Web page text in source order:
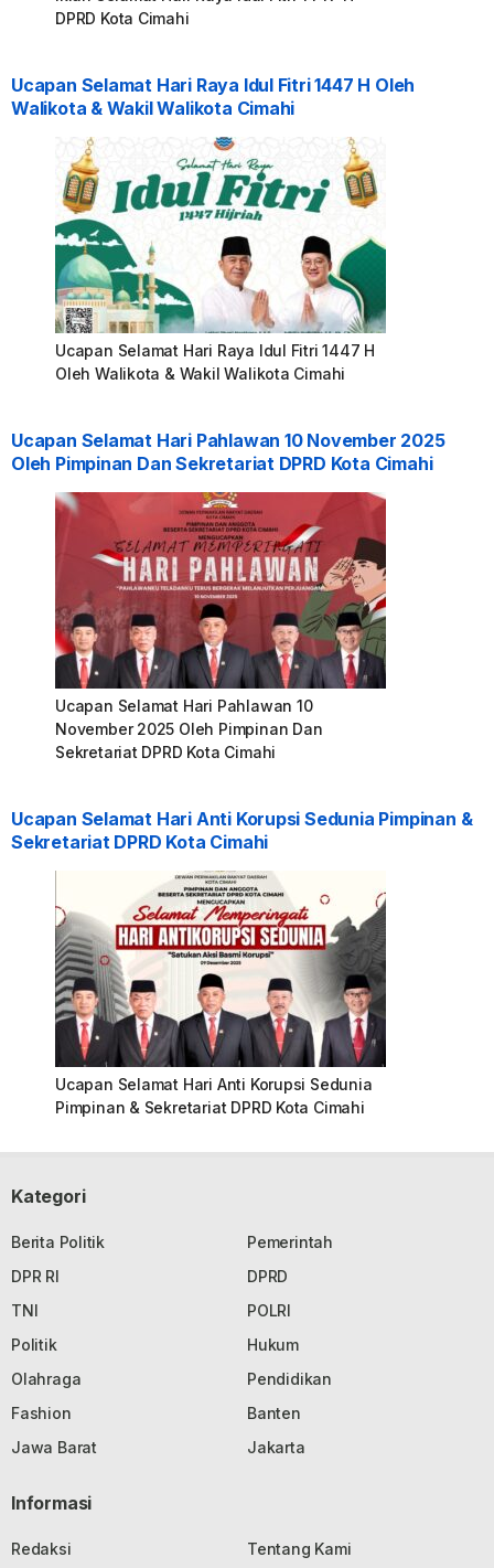
DPRD Kota Cimahi
Ucapan Selamat Hari Raya Idul Fitri 1447 H Oleh
Walikota & Wakil Walikota Cimahi
Ucapan Selamat Hari Raya Idul Fitri 1447 H
Oleh Walikota & Wakil Walikota Cimahi
Ucapan Selamat Hari Pahlawan 10 November 2025
Oleh Pimpinan Dan Sekretariat DPRD Kota Cimahi
Ucapan Selamat Hari Pahlawan 10
November 2025 Oleh Pimpinan Dan
Sekretariat DPRD Kota Cimahi
Ucapan Selamat Hari Anti Korupsi Sedunia Pimpinan &
Sekretariat DPRD Kota Cimahi
Ucapan Selamat Hari Anti Korupsi Sedunia
Pimpinan & Sekretariat DPRD Kota Cimahi
Kategori
Berita Politik
Pemerintah
DPR RI
DPRD
TNI
POLRI
Politik
Hukum
Olahraga
Pendidikan
Fashion
Banten
Jawa Barat
Jakarta
Informasi
Redaksi Tentang Kami